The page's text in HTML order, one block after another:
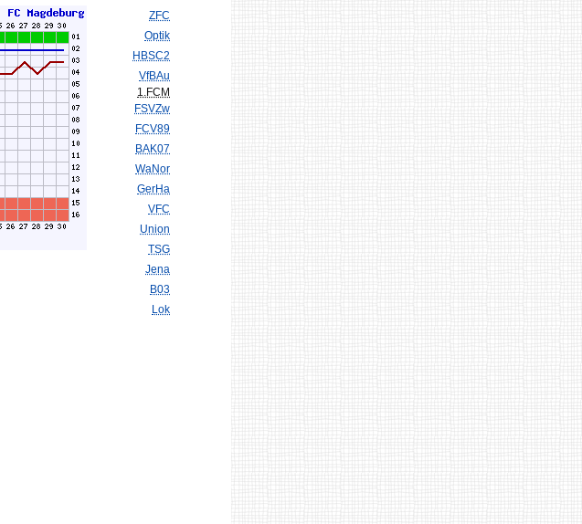
ZFC
Optik
HBSC2
VfBAu
1.FCM
FSVZw
FCV89
BAK07
WaNor
GerHa
VFC
Union
TSG
Jena
B03
Lok